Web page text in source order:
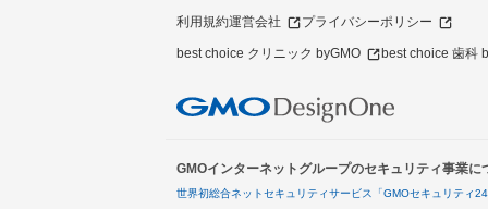
利用規約運営会社 プライバシーポリシー
best choice クリニック byGMO best choice 歯科
GMOインターネットグループのセキュリティ事業に
世界初総合ネットセキュリティサービス「GMOセキュリティ24